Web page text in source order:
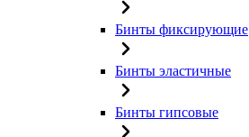
Бинты фиксирующие
Бинты эластичные
Бинты гипсовые